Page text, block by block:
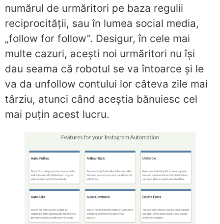
numărul de urmăritori pe baza regulii
reciprocității, sau în lumea social media,
„follow for follow”. Desigur, în cele mai
multe cazuri, acești noi urmăritori nu își
dau seama că robotul se va întoarce și le
va da unfollow contului lor câteva zile mai
târziu, atunci când aceștia bănuiesc cel
mai puțin acest lucru.